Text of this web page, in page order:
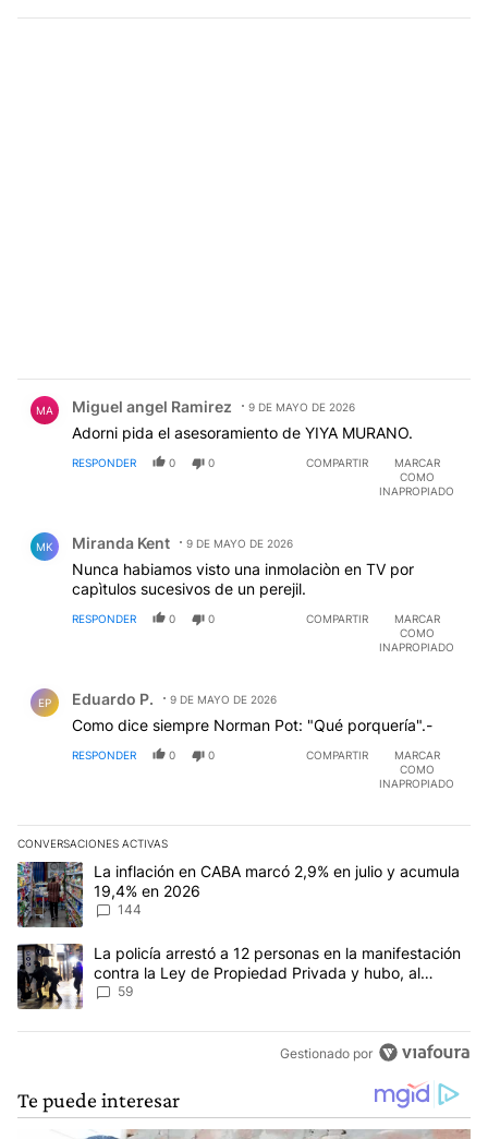
MA Miguel angel Ramirez 9 DE MAYO DE 2026
Adorni pida el asesoramiento de YIYA MURANO.
RESPONDER 0 0 COMPARTIR
MARCAR
COMO
INAPROPIADO
MK Miranda Kent 9 DE MAYO DE 2026
Nunca habiamos visto una inmolaciòn en TV por
capìtulos sucesivos de un perejil.
RESPONDER 0 0 COMPARTIR
MARCAR
COMO
INAPROPIADO
EP Eduardo P. 9 DE MAYO DE 2026
Como dice siempre Norman Pot: "Qué porquería".-
RESPONDER 0 0 COMPARTIR
MARCAR
COMO
INAPROPIADO
CONVERSACIONES ACTIVAS
Este listado muestra los artículos con más comentarios en los
Un artículo de tendencia con el título "La inflación en CABA
La inflación en CABA marcó 2,9% en julio y acumula
19,4% en 2026
144
Un artículo de tendencia con el título "La policía arrestó a 12
La policía arrestó a 12 personas en la manifestación
contra la Ley de Propiedad Privada y hubo, al
menos, 3 agentes heridos
59
Gestionado por